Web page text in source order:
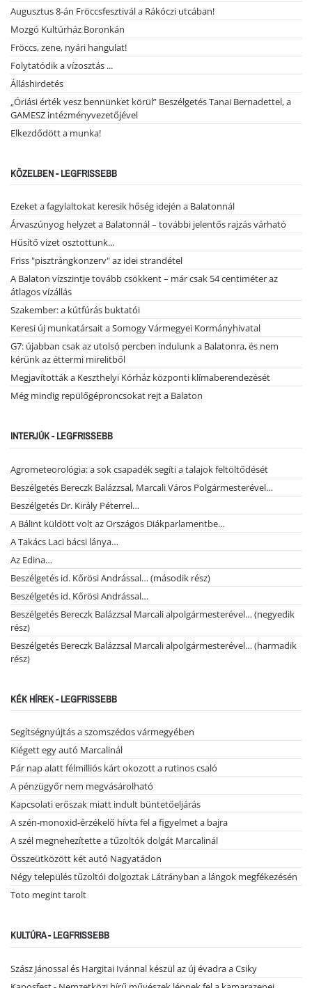
Augusztus 8-án Fröccsfesztivál a Rákóczi utcában!
Mozgó Kultúrház Boronkán
Fröccs, zene, nyári hangulat!
Folytatódik a vízosztás ...
Álláshirdetés
„Óriási érték vesz bennünket körül” Beszélgetés Tanai Bernadettel, a
GAMESZ intézményvezetőjével
Elkezdődött a munka!
KÖZELBEN - LEGFRISSEBB
Ezeket a fagylaltokat keresik hőség idején a Balatonnál
Árvaszúnyog helyzet a Balatonnál – további jelentős rajzás várható
Hűsítő vizet osztottunk...
Friss "pisztrángkonzerv" az idei strandétel
A Balaton vízszintje tovább csökkent – már csak 54 centiméter az
átlagos vízállás
Szakember: a kútfúrás buktatói
Keresi új munkatársait a Somogy Vármegyei Kormányhivatal
G7: újabban csak az utolsó percben indulunk a Balatonra, és nem
kérünk az éttermi mirelitből
Megjavították a Keszthelyi Kórház központi klímaberendezését
Még mindig repülőgéproncsokat rejt a Balaton
INTERJÚK - LEGFRISSEBB
Agrometeorológia: a sok csapadék segíti a talajok feltöltődését
Beszélgetés Bereczk Balázzsal, Marcali Város Polgármesterével…
Beszélgetés Dr. Király Péterrel…
A Bálint küldött volt az Országos Diákparlamentbe…
A Takács Laci bácsi lánya…
Az Edina…
Beszélgetés id. Kőrösi Andrással… (második rész)
Beszélgetés id. Kőrösi Andrással…
Beszélgetés Bereczk Balázzsal Marcali alpolgármesterével… (negyedik
rész)
Beszélgetés Bereczk Balázzsal Marcali alpolgármesterével… (harmadik
rész)
KÉK HÍREK - LEGFRISSEBB
Segítségnyújtás a szomszédos vármegyében
Kiégett egy autó Marcalinál
Pár nap alatt félmilliós kárt okozott a rutinos csaló
A pénzügyőr nem megvásárolható
Kapcsolati erőszak miatt indult büntetőeljárás
A szén-monoxid-érzékelő hívta fel a figyelmet a bajra
A szél megnehezítette a tűzoltók dolgát Marcalinál
Összeütközött két autó Nagyatádon
Négy település tűzoltói dolgoztak Látrányban a lángok megfékezésén
Toto megint tarolt
KULTÚRA - LEGFRISSEBB
Szász Jánossal és Hargitai Ivánnal készül az új évadra a Csiky